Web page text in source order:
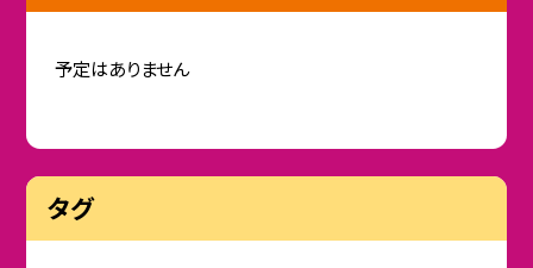
予定はありません
タグ